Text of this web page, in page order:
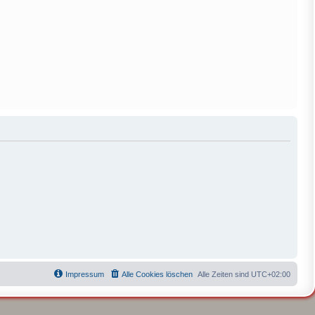
Alle Zeiten sind UTC+02:00
Alle Cookies löschen
Impressum